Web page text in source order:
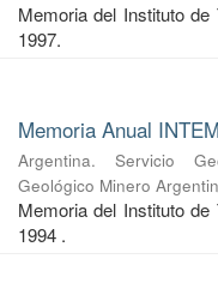
Memoria del Instituto
1997.
Memoria Anual
Argentina. Servicio
Geológico Minero
Memoria del Instituto
1994 .